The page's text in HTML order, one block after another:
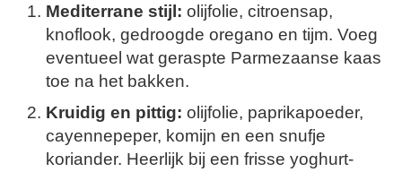
Mediterrane stijl: olijfolie, citroensap,
knoflook, gedroogde oregano en tijm. Voeg
eventueel wat geraspte Parmezaanse kaas
toe na het bakken.
Kruidig en pittig: olijfolie, paprikapoeder,
cayennepeper, komijn en een snufje
koriander. Heerlijk bij een frisse yoghurt-